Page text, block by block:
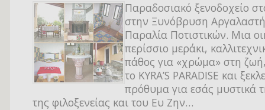
Παραδοσιακό ξενοδοχείο
στην Ξυνόβρυση
Παραλία Ποτιστικών. Μια
περίσσιο μεράκι,
πάθος για «χρώμα» στη
το KYRA’S PARADISE και
πρόθυμα για εσάς μυστικά
της φιλοξενείας και του Ευ Ζην…